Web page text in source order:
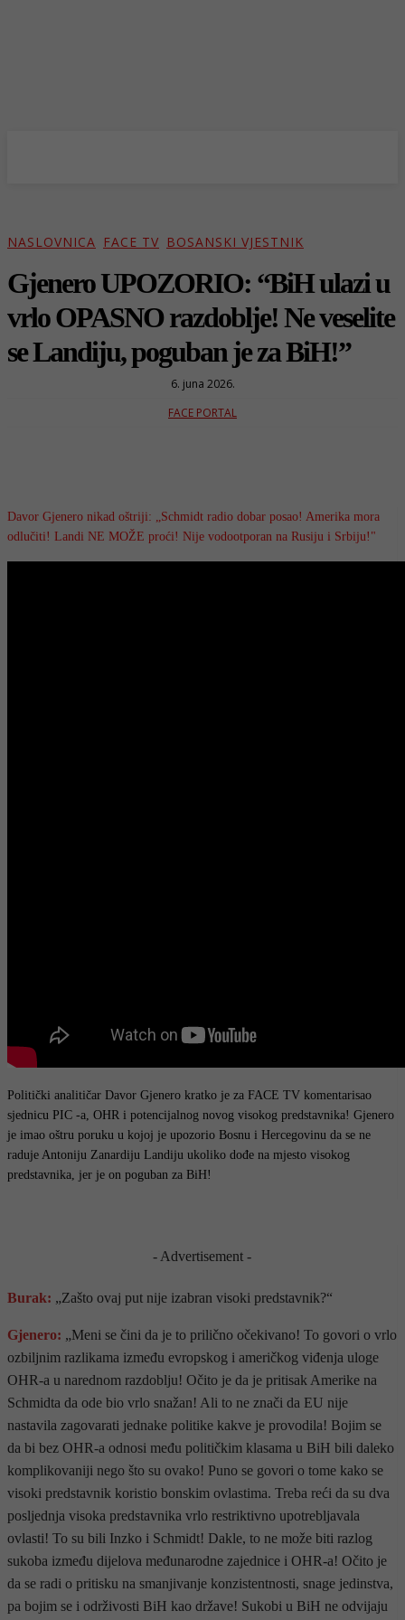
NASLOVNICA FACE TV BOSANSKI VJESTNIK
Gjenero UPOZORIO: “BiH ulazi u
vrlo OPASNO razdoblje! Ne veselite
se Landiju, poguban je za BiH!”
6. juna 2026.
FACE PORTAL
Davor Gjenero nikad oštriji: „Schmidt radio dobar posao! Amerika mora
odlučiti! Landi NE MOŽE proći! Nije vodootporan na Rusiju i Srbiju!"
Politički analitičar Davor Gjenero kratko je za FACE TV komentarisao
sjednicu PIC -a, OHR i potencijalnog novog visokog predstavnika! Gjenero
je imao oštru poruku u kojoj je upozorio Bosnu i Hercegovinu da se ne
raduje Antoniju Zanardiju Landiju ukoliko dođe na mjesto visokog
predstavnika, jer je on poguban za BiH!
- Advertisement -
Burak: „Zašto ovaj put nije izabran visoki predstavnik?“
Gjenero: „Meni se čini da je to prilično očekivano! To govori o vrlo
ozbiljnim razlikama između evropskog i američkog viđenja uloge
OHR-a u narednom razdoblju! Očito je da je pritisak Amerike na
Schmidta da ode bio vrlo snažan! Ali to ne znači da EU nije
nastavila zagovarati jednake politike kakve je provodila! Bojim se
da bi bez OHR-a odnosi među političkim klasama u BiH bili daleko
komplikovaniji nego što su ovako! Puno se govori o tome kako se
visoki predstavnik koristio bonskim ovlastima. Treba reći da su dva
posljednja visoka predstavnika vrlo restriktivno upotrebljavala
ovlasti! To su bili Inzko i Schmidt! Dakle, to ne može biti razlog
sukoba između dijelova međunarodne zajednice i OHR-a! Očito je
da se radi o pritisku na smanjivanje konzistentnosti, snage jedinstva,
pa bojim se i održivosti BiH kao države! Sukobi u BiH ne odvijaju